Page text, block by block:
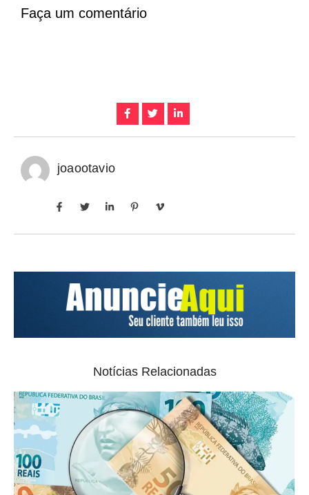
Faça um comentário
joaootavio
Notícias Relacionadas